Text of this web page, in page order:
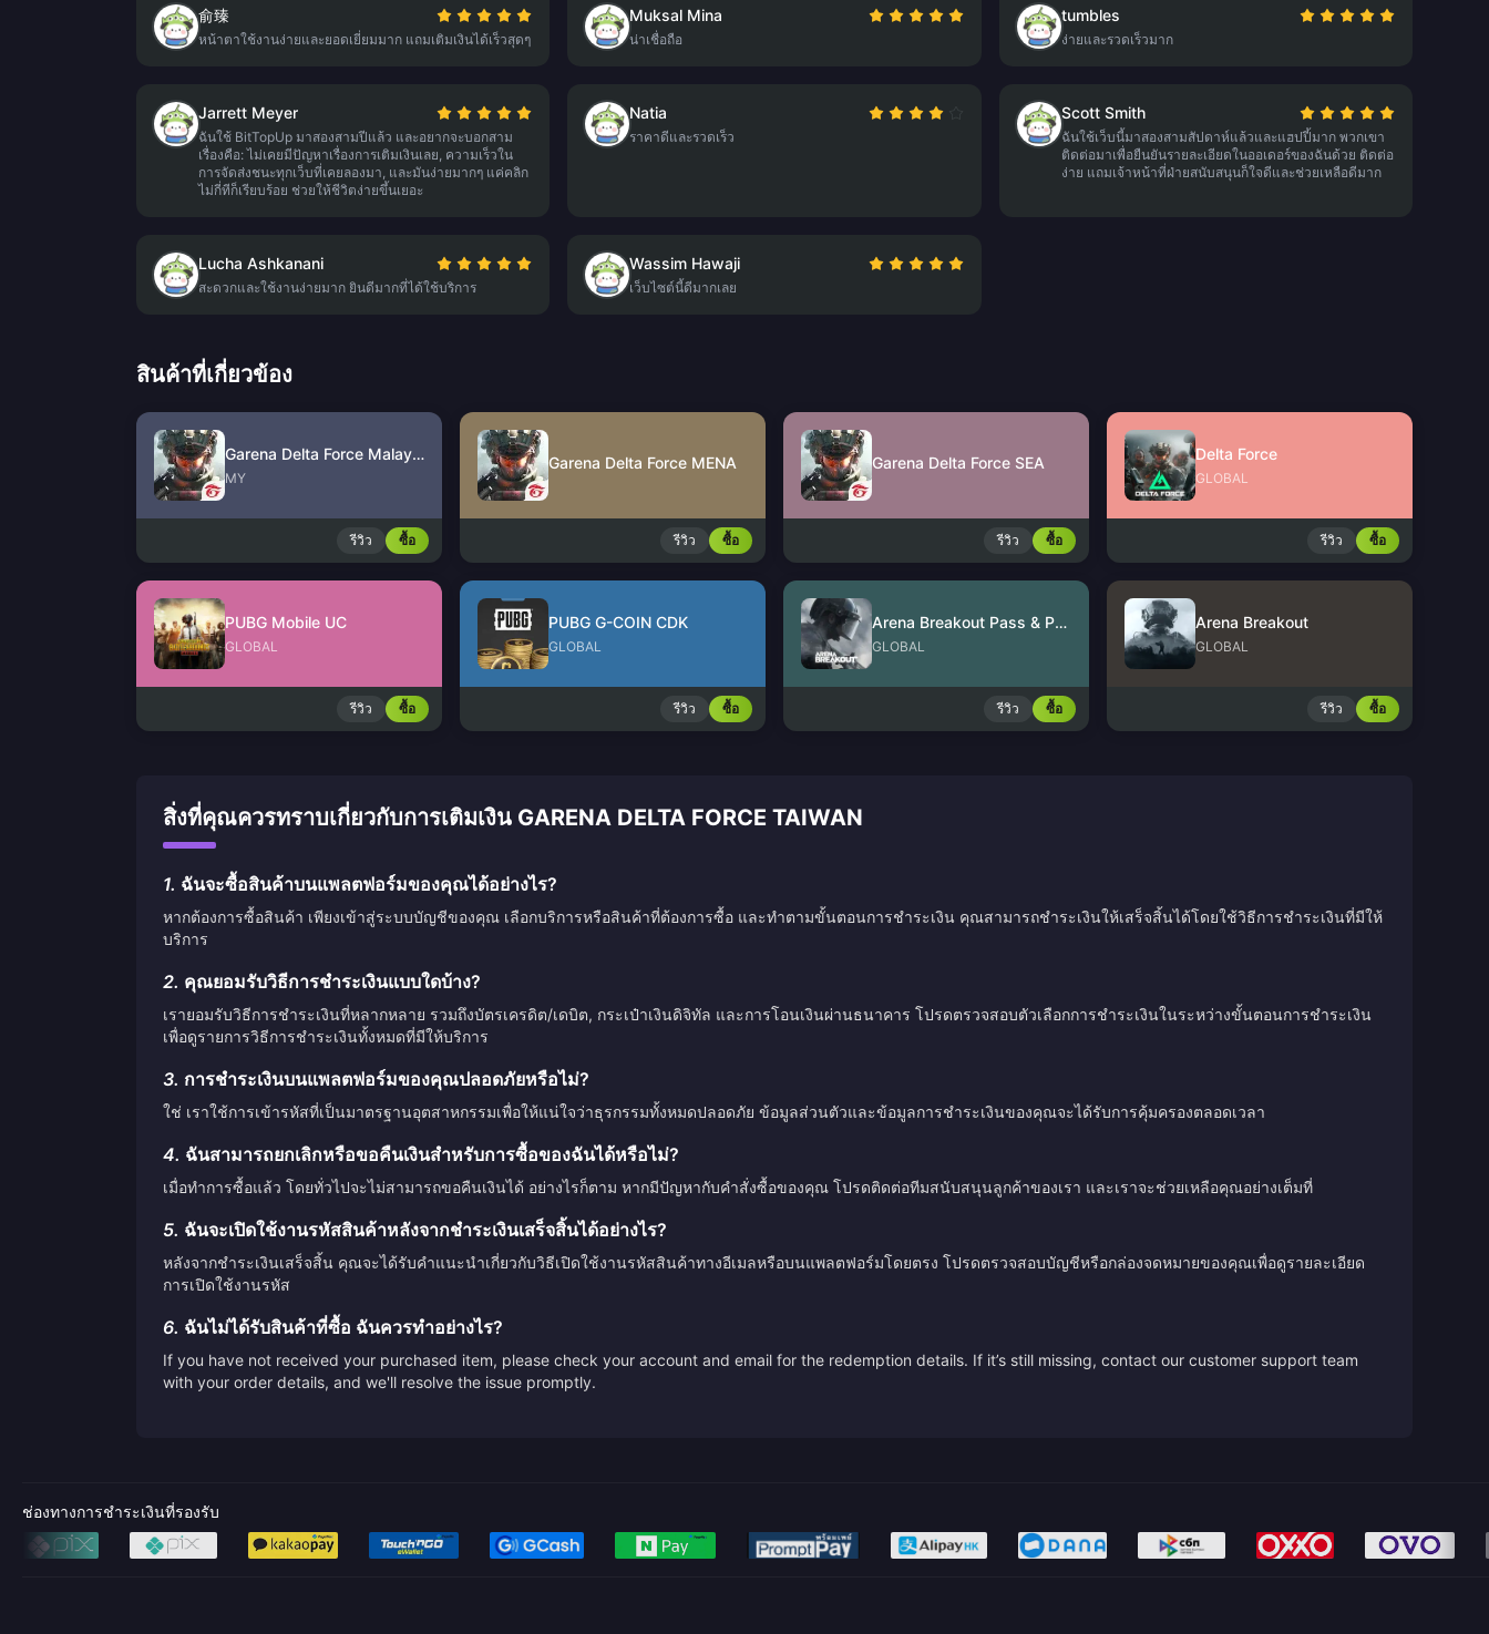
俞臻
หน้าตาใช้งานง่ายและยอดเยี่ยมมาก แถมเติมเงินได้เร็วสุดๆ
Muksal Mina
น่าเชื่อถือ
tumbles
ง่ายและรวดเร็วมาก
Jarrett Meyer
ฉันใช้ BitTopUp มาสองสามปีแล้ว และอยากจะบอกสาม
เรื่องคือ: ไม่เคยมีปัญหาเรื่องการเติมเงินเลย, ความเร็วใน
การจัดส่งชนะทุกเว็บที่เคยลองมา, และมันง่ายมากๆ แค่คลิก
ไม่กี่ทีก็เรียบร้อย ช่วยให้ชีวิตง่ายขึ้นเยอะ
Natia
ราคาดีและรวดเร็ว
Scott Smith
ฉันใช้เว็บนี้มาสองสามสัปดาห์แล้วและแฮปปี้มาก พวกเขา
ติดต่อมาเพื่อยืนยันรายละเอียดในออเดอร์ของฉันด้วย ติดต่อ
ง่าย แถมเจ้าหน้าที่ฝ่ายสนับสนุนก็ใจดีและช่วยเหลือดีมาก
Lucha Ashkanani
สะดวกและใช้งานง่ายมาก ยินดีมากที่ได้ใช้บริการ
Wassim Hawaji
เว็บไซต์นี้ดีมากเลย
สินค้าที่เกี่ยวข้อง
Garena Delta Force Malaysia
MY
รีวิว ซื้อ
Garena Delta Force MENA
รีวิว ซื้อ
Garena Delta Force SEA
รีวิว ซื้อ
Delta Force
GLOBAL
รีวิว ซื้อ
PUBG Mobile UC
GLOBAL
รีวิว ซื้อ
PUBG G-COIN CDK
GLOBAL
รีวิว ซื้อ
Arena Breakout Pass & Packages
GLOBAL
รีวิว ซื้อ
Arena Breakout
GLOBAL
รีวิว ซื้อ
สิ่งที่คุณควรทราบเกี่ยวกับการเติมเงิน GARENA DELTA FORCE TAIWAN
1. ฉันจะซื้อสินค้าบนแพลตฟอร์มของคุณได้อย่างไร?
หากต้องการซื้อสินค้า เพียงเข้าสู่ระบบบัญชีของคุณ เลือกบริการหรือสินค้าที่ต้องการซื้อ และทำตามขั้นตอนการชำระเงิน คุณสามารถชำระเงินให้เสร็จสิ้นได้โดยใช้วิธีการชำระเงินที่มีให้
บริการ
2. คุณยอมรับวิธีการชำระเงินแบบใดบ้าง?
เรายอมรับวิธีการชำระเงินที่หลากหลาย รวมถึงบัตรเครดิต/เดบิต, กระเป๋าเงินดิจิทัล และการโอนเงินผ่านธนาคาร โปรดตรวจสอบตัวเลือกการชำระเงินในระหว่างขั้นตอนการชำระเงิน
เพื่อดูรายการวิธีการชำระเงินทั้งหมดที่มีให้บริการ
3. การชำระเงินบนแพลตฟอร์มของคุณปลอดภัยหรือไม่?
ใช่ เราใช้การเข้ารหัสที่เป็นมาตรฐานอุตสาหกรรมเพื่อให้แน่ใจว่าธุรกรรมทั้งหมดปลอดภัย ข้อมูลส่วนตัวและข้อมูลการชำระเงินของคุณจะได้รับการคุ้มครองตลอดเวลา
4. ฉันสามารถยกเลิกหรือขอคืนเงินสำหรับการซื้อของฉันได้หรือไม่?
เมื่อทำการซื้อแล้ว โดยทั่วไปจะไม่สามารถขอคืนเงินได้ อย่างไรก็ตาม หากมีปัญหากับคำสั่งซื้อของคุณ โปรดติดต่อทีมสนับสนุนลูกค้าของเรา และเราจะช่วยเหลือคุณอย่างเต็มที่
5. ฉันจะเปิดใช้งานรหัสสินค้าหลังจากชำระเงินเสร็จสิ้นได้อย่างไร?
หลังจากชำระเงินเสร็จสิ้น คุณจะได้รับคำแนะนำเกี่ยวกับวิธีเปิดใช้งานรหัสสินค้าทางอีเมลหรือบนแพลตฟอร์มโดยตรง โปรดตรวจสอบบัญชีหรือกล่องจดหมายของคุณเพื่อดูรายละเอียด
การเปิดใช้งานรหัส
6. ฉันไม่ได้รับสินค้าที่ซื้อ ฉันควรทำอย่างไร?
If you have not received your purchased item, please check your account and email for the redemption details. If it’s still missing, contact our customer support team
with your order details, and we'll resolve the issue promptly.
ช่องทางการชำระเงินที่รองรับ